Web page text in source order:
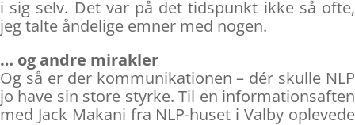
i sig selv. Det var på det tidspunkt ikke så ofte,
jeg talte åndelige emner med nogen.
… og andre mirakler
Og så er der kommunikationen – dér skulle NLP
jo have sin store styrke. Til en informationsaften
med Jack Makani fra NLP-huset i Valby oplevede